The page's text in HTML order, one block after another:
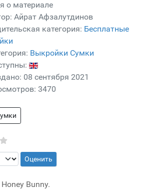
о материале
Айрат Афзалутдинов
категория: Бесплатные
Выкройки Сумки
08 сентября 2021
3470
оцените
Bunny.